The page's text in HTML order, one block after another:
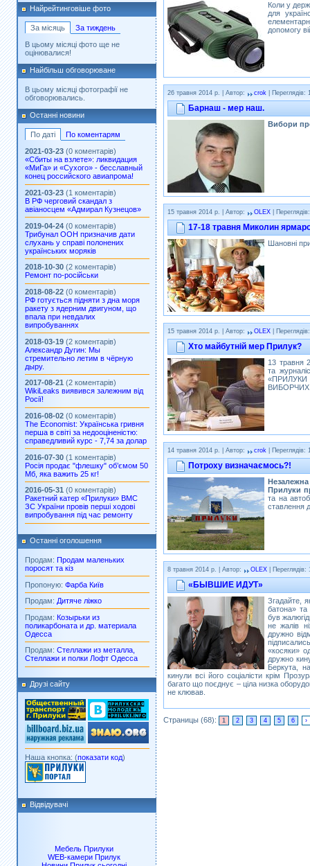
Найрейтинговіше фото
За місяць
За тиждень
В цьому місяці фото ще не
оцінювалися!
Найбільш обговорюване
В цьому місяці фотографії не
обговорювались.
Останні новини
По даті
По коментарям
2021-03-23 (0 коментарів)
«Сбиты на взлете»: ликвидация
«МиГа» и «Сухого» - бесславный
конец российского авиапрома!
2021-03-23 (1 коментарів)
В РФ черговий скандал з
авіаносцем «Адмирал Кузнецов»
2019-04-24 (0 коментарів)
Трибунал ООН призначив дати
слухань у справі полонених
українських моряків
2018-10-30 (2 коментарів)
Ремонт по-російськи
2018-08-22 (0 коментарів)
РФ готується підняти з дна моря
ракету з ядерним двигуном, що
впала при невдалих
випробуваннях
2018-03-19 (2 коментарів)
Александр Дугин: Мы
стремительно летим в чёрную
дыру.
2017-08-21 (2 коментарів)
WikiLeaks виявився залежним від
Росії!
2016-08-02 (0 коментарів)
The Economist: Українська гривня
перша в світі за недооціненістю:
справедливий курс - 7,74 за долар
2016-07-30 (1 коментарів)
Росія продає "флешку" об’ємом 50
Мб, яка важить 25 кг!
2016-05-31 (0 коментарів)
Ракетний катер «Прилуки» ВМС
ЗС України провів перші ходові
випробування під час ремонту
Останні оголошення
Продам: Продам маленьких
поросят та кіз
Пропоную: Фарба Київ
Продам: Дитяче ліжко
Продам: Козырьки из
поликарбоната и др. материала
Одесса
Продам: Стеллажи из металла,
Стеллажи и полки Лофт Одесса
Друзі сайту
Наша кнопка: (показати код)
Відвідувачі
Мебель Прилуки
WEB-камери Прилук
Коли у
для
допомогу
26 травня 2014 р. | Автор: crok | Переглядів:
Барнаш - мер наш.
Вибори
15 травня 2014 р. | Автор: OLEX |
17-18 травня Миколин
Шановні
15 травня 2014 р. | Автор: OLEX |
Хто майбутній мер Прилук?
13 травня
та
ВИБОРЧИХ
14 травня 2014 р. | Автор: crok | Переглядів:
Потроху визначаємось?!
Незалежна
Прилуки
та на
ставлення
8 травня 2014 р. | Автор: OLEX |
«БЫВШИЕ ИДУТ»
Згадайте,
батона» та
був
не жалів
дружно
«косяки»
дружно
Беркута,
кинули всі його соціалісти крім
багато що поєднує – ціла низка
не клював.
Страницы (68): 1 2 3 4 5 6 ›